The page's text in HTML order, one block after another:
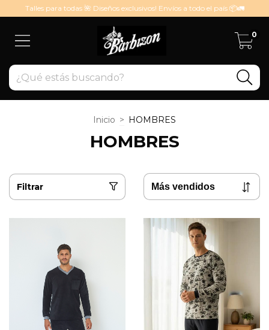
Talles para todas 🌺 Diseños exclusivos! Envíos a todo el país 📦🚛
0
Inicio > HOMBRES
HOMBRES
Filtrar